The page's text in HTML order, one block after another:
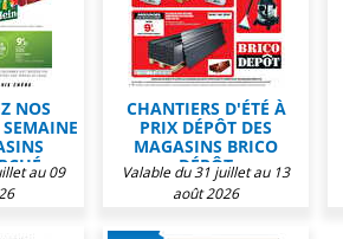
NOS
au 09
CHANTIERS D'ÉTÉ À
PRIX DÉPÔT DES
MAGASINS BRICO
DÉPÔT
Valable du 31 juillet au 13
août 2026